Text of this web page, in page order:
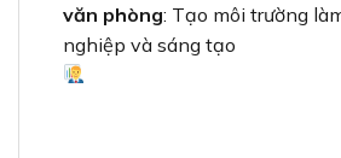
văn phòng: Tạo môi trường
nghiệp và sáng tạo